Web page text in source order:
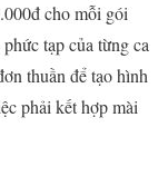
cho mỗi gói
tạp của từng ca
thuần để tạo hình
phải kết hợp mài